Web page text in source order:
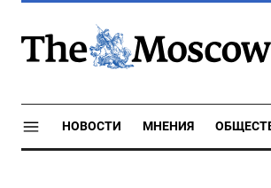
НОВОСТИ МНЕНИЯ